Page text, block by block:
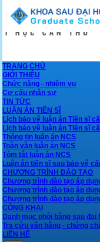
TRANG CHỦ
GIỚI THIỆU
Chức năng - nhiệm vụ
Cơ cấu nhân sự
TIN TỨC
LUẬN ÁN TIẾN SĨ
Lịch bảo vệ luận án Tiến sĩ
Lịch bảo vệ luận án Tiến sĩ
Thông tin luận án NCS
Toàn văn luận án NCS
Tóm tắt luận án NCS
Luận án tiến sĩ sau bảo vệ
CHƯƠNG TRÌNH ĐÀO TẠO
Chương trình đào tạo áp
Chương trình đào tạo áp
Chương trình đào tạo áp
CÔNG KHAI
Danh mục phôi bằng sau đại
Tra cứu văn bằng - chứng chỉ
LIÊN HỆ